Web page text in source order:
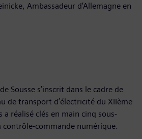
Ambassadeur d’Allemagne en
Sousse s’inscrit dans le cadre de
de transport d’électricité du XIIème
a réalisé clés en main cinq sous-
contrôle-commande numérique.